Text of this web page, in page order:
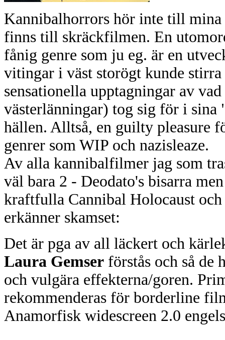
Kannibalhorrors hör inte till mina
finns till skräckfilmen. En
fånig genre som ju eg. är en
vitingar i väst storögt kunde stirra
sensationella upptagningar av
västerlänningar) tog sig för i sina
hällen. Alltså, en guilty pleasure
genrer som WIP och nazisleaze.
Av alla kannibalfilmer jag som
väl bara 2 - Deodato's bisarra
kraftfulla Cannibal Holocaust
erkänner skamset:
Det är pga av all läckert och
Laura Gemser förstås och så de
och vulgära effekterna/goren.
rekommenderas för borderline
Anamorfisk widescreen 2.0